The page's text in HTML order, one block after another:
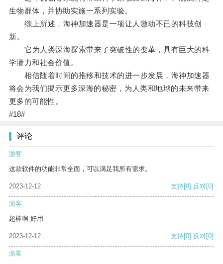
生物群体，并协助实施一系列实验。
综上所述，海神加速器是一项让人激动不已的科技创
新。
它为人类深海探索带来了突破性的变革，具有巨大的科
学潜力和社会价值。
相信随着时间的推移和技术的进一步发展，海神加速器
将会为我们揭示更多深海的秘密，为人类和地球的未来带来
更多的可能性。
#18#
评论
游客
这款软件的功能非常全面，可以满足我所有需求。
2023-12-12 支持[0] 反对[0]
游客
超棒啊 好用
2023-12-12 支持[0] 反对[0]
游客